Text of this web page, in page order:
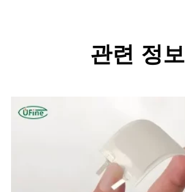
관련 정보